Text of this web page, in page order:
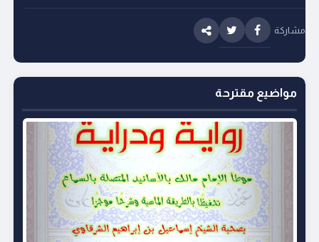
مشاركة
مواضيع مقترحة